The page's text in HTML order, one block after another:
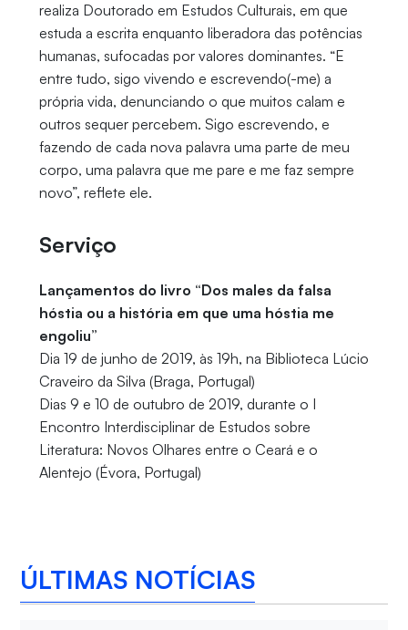
realiza Doutorado em Estudos Culturais, em que
estuda a escrita enquanto liberadora das potências
humanas, sufocadas por valores dominantes. “E
entre tudo, sigo vivendo e escrevendo(-me) a
própria vida, denunciando o que muitos calam e
outros sequer percebem. Sigo escrevendo, e
fazendo de cada nova palavra uma parte de meu
corpo, uma palavra que me pare e me faz sempre
novo”, reflete ele.
Serviço
Lançamentos do livro “Dos males da falsa
hóstia ou a história em que uma hóstia me
engoliu”
Dia 19 de junho de 2019, às 19h, na Biblioteca Lúcio
Craveiro da Silva (Braga, Portugal)
Dias 9 e 10 de outubro de 2019, durante o I
Encontro Interdisciplinar de Estudos sobre
Literatura: Novos Olhares entre o Ceará e o
Alentejo (Évora, Portugal)
ÚLTIMAS NOTÍCIAS